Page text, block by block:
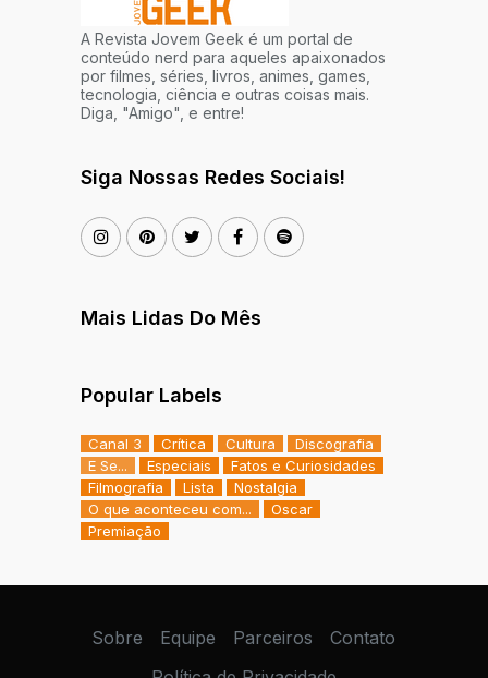
A Revista Jovem Geek é um portal de
conteúdo nerd para aqueles apaixonados
por filmes, séries, livros, animes, games,
tecnologia, ciência e outras coisas mais.
Diga, "Amigo", e entre!
Siga Nossas Redes Sociais!
Mais Lidas Do Mês
Popular Labels
Canal 3 Crítica Cultura
Discografia
E Se...
Especiais
Fatos e Curiosidades
Filmografia
Lista
Nostalgia
O que aconteceu com...
Oscar
Premiação
Sobre Equipe Parceiros
Contato